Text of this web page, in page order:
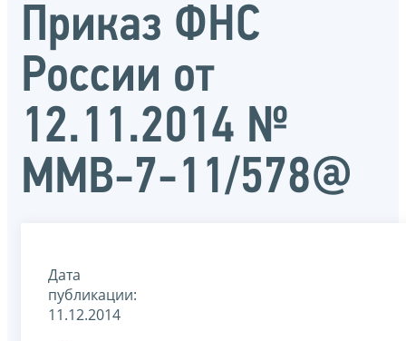
Приказ ФНС
России от
12.11.2014 №
ММВ-7-11/578@
Дата
публикации:
11.12.2014